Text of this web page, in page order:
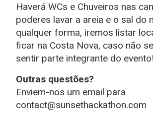
Haverá WCs e Chuveiros nas
poderes lavar a areia e o sal do
qualquer forma, iremos listar
ficar na Costa Nova, caso não
sentir parte integrante do evento!
Outras questões?
Enviem-nos um email para
contact@sunsethackathon.com